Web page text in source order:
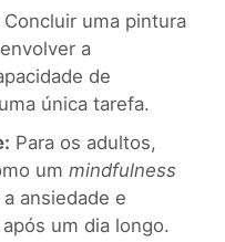
Concluir uma pintura
a
de
única tarefa.
Para os adultos,
um mindfulness
ansiedade e
um dia longo.